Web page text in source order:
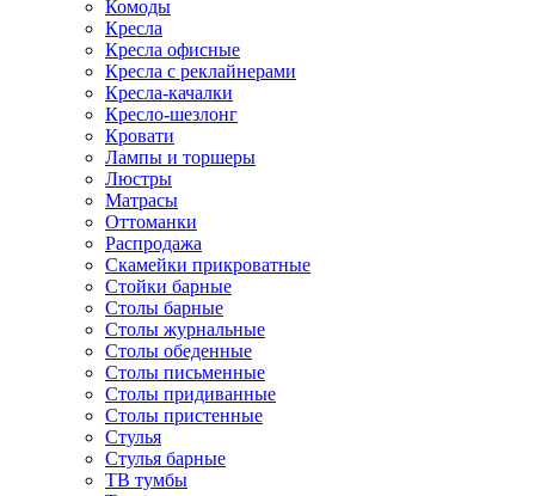
Комоды
Кресла
Кресла офисные
Кресла с реклайнерами
Кресла-качалки
Кресло-шезлонг
Кровати
Лампы и торшеры
Люстры
Матрасы
Оттоманки
Распродажа
Скамейки прикроватные
Стойки барные
Столы барные
Столы журнальные
Столы обеденные
Столы письменные
Столы придиванные
Столы пристенные
Стулья
Стулья барные
ТВ тумбы